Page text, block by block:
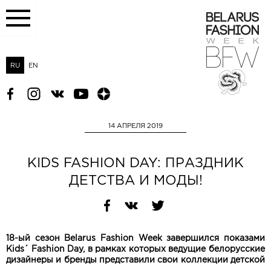
RU EN
14 АПРЕЛЯ 2019
KIDS FASHION DAY: ПРАЗДНИК
ДЕТСТВА И МОДЫ!
18-ый сезон Belarus Fashion Week завершился показами
Kids´ Fashion Day, в рамках которых ведущие белорусские
дизайнеры и бренды представили свои коллекции детской